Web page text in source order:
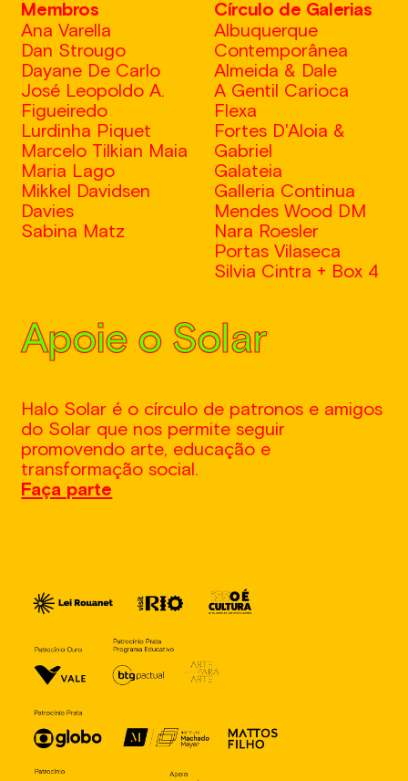
Membros
Ana Varella
Dan Strougo
Dayane De Carlo
José Leopoldo A.
Figueiredo
Lurdinha Piquet
Marcelo Tilkian Maia
Maria Lago
Mikkel Davidsen
Davies
Sabina Matz
Círculo de Galerias
Albuquerque
Contemporânea
Almeida & Dale
A Gentil Carioca
Flexa
Fortes D'Aloia &
Gabriel
Galateia
Galleria Continua
Mendes Wood DM
Nara Roesler
Portas Vilaseca
Silvia Cintra + Box 4
Apoie o Solar
Halo Solar é o círculo de patronos e amigos
do Solar que nos permite seguir
promovendo arte, educação e
transformação social.
Faça parte